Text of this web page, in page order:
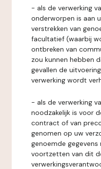
- als de verwerking
onderworpen is aan
verstrekken van
facultatief (waarbij
ontbreken van
zou kunnen hebben
gevallen de
verwerking wordt
- als de verwerking
noodzakelijk is voor
contract of van
genomen op uw
genoemde
voortzetten van dit